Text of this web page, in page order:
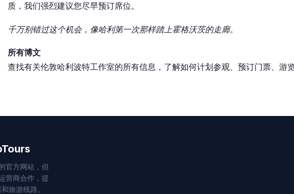
质，我们强烈建议您尽早预订席位。
千万别错过这个机会，像哈利第一次那样踏上霍格沃茨的走廊。
所有博文
查找有关伦敦哈利波特工作室的所有信息，了解如何计划参观、预订门票、游
官方网站，但
营商合作，提
旅游线路。